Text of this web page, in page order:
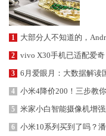
1 大部分人不知道的，
2 vivo X30手机已适配爱奇
3 6月爱眼月：大数据解读
4 小米4降价200！三步教
5 米家小白智能摄像机增
6 小米10系列买到了吗？潘